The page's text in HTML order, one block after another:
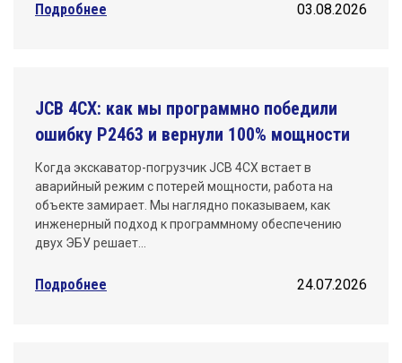
Подробнее 03.08.2026
JCB 4CX: как мы программно победили
ошибку P2463 и вернули 100% мощности
Когда экскаватор-погрузчик JCB 4CX встает в
аварийный режим с потерей мощности, работа на
объекте замирает. Мы наглядно показываем, как
инженерный подход к программному обеспечению
двух ЭБУ решает…
Подробнее 24.07.2026